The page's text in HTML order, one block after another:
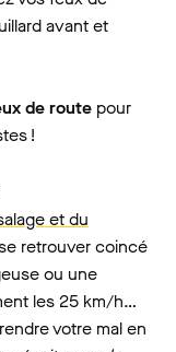
avant et
de route pour
!
et du
retrouver coincé
ou une
les 25 km/h…
votre mal en